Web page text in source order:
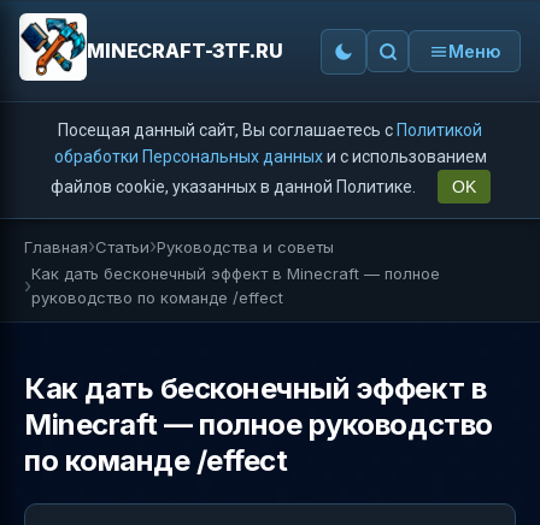
MINECRAFT-3TF.RU Меню
Посещая данный сайт, Вы соглашаетесь с Политикой
обработки Персональных данныхи с использованием
файлов cookie, указанных в данной Политике.
OK
Главная Статьи Руководства и советы
Как дать бесконечный эффект в Minecraft — полное
руководство по команде /effect
Как дать бесконечный эффект в
Minecraft — полное руководство
по команде /effect